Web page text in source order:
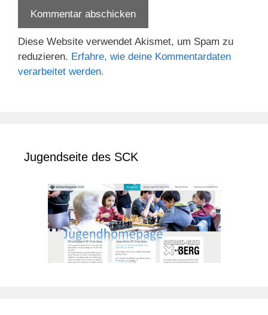
Diese Website verwendet Akismet, um Spam zu
reduzieren. Erfahre, wie deine Kommentardaten
verarbeitet werden.
Jugendseite des SCK